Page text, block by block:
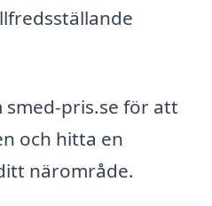
pris.se för att
och hitta en
närområde.